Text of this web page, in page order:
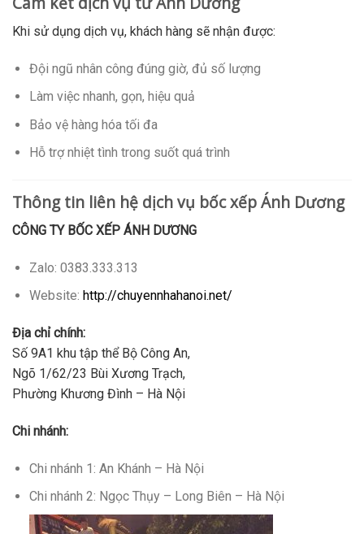
Khi sử dụng dịch vụ, khách hàng sẽ nhận được:
Đội ngũ nhân công đúng giờ, đủ số lượng
Làm việc nhanh, gọn, hiệu quả
Bảo vệ hàng hóa tối đa
Hỗ trợ nhiệt tình trong suốt quá trình
Thông tin liên hệ dịch vụ bốc xếp Ánh Dương
CÔNG TY BỐC XẾP ÁNH DƯƠNG
Zalo: 0383.333.313
Website: http://chuyennhahanoi.net/
Địa chỉ chính:
Số 9A1 khu tập thể Bộ Công An,
Ngõ 1/62/23 Bùi Xương Trạch,
Phường Khương Đình – Hà Nội
Chi nhánh:
Chi nhánh 1: An Khánh – Hà Nội
Chi nhánh 2: Ngọc Thụy – Long Biên – Hà Nội